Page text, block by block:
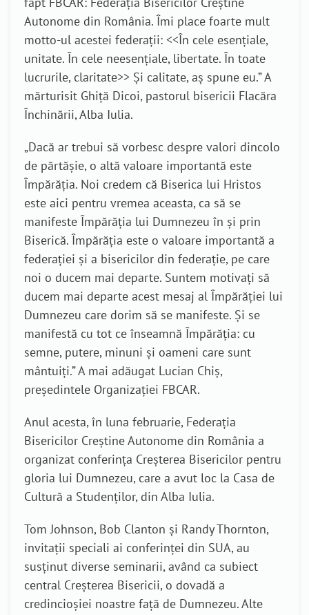
Autonome din România. Îmi place foarte mult
motto-ul acestei federații: <<În cele esențiale,
unitate. În cele neesențiale, libertate. În toate
lucrurile, claritate>> Și calitate, aș spune eu.” A
mărturisit Ghiță Dicoi, pastorul bisericii Flacăra
Închinării, Alba Iulia.
„Dacă ar trebui să vorbesc despre valori dincolo
de părtășie, o altă valoare importantă este
Împărăția. Noi credem că Biserica lui Hristos
este aici pentru vremea aceasta, ca să se
manifeste Împărăția lui Dumnezeu în și prin
Biserică. Împărăția este o valoare importantă a
federației și a bisericilor din federație, pe care
noi o ducem mai departe. Suntem motivați să
ducem mai departe acest mesaj al Împărăției lui
Dumnezeu care dorim să se manifeste. Și se
manifestă cu tot ce înseamnă Împărăția: cu
semne, putere, minuni și oameni care sunt
mântuiți.” A mai adăugat Lucian Chiș,
președintele Organizației FBCAR.
Anul acesta, în luna februarie, Federaţia
Bisericilor Creştine Autonome din România a
organizat conferința Creșterea Bisericilor pentru
gloria lui Dumnezeu, care a avut loc la Casa de
Cultură a Studenților, din Alba Iulia.
Tom Johnson, Bob Clanton și Randy Thornton,
invitații speciali ai conferinței din SUA, au
susținut diverse seminarii, având ca subiect
central Creșterea Bisericii, o dovadă a
credincioșiei noastre față de Dumnezeu. Alte